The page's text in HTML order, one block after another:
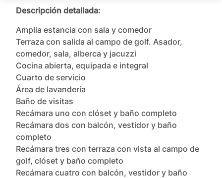
Descripción detallada:
Amplia estancia con sala y comedor
Terraza con salida al campo de golf. Asador,
comedor, sala, alberca y jacuzzi
Cocina abierta, equipada e integral
Cuarto de servicio
Área de lavandería
Baño de visitas
Recámara uno con clóset y baño completo
Recámara dos con balcón, vestidor y baño
completo
Recámara tres con terraza con vista al campo de
golf, clóset y baño completo
Recámara cuatro con balcón, vestidor y baño